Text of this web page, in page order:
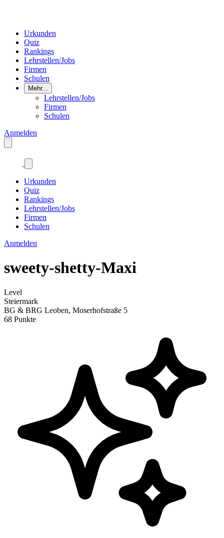
Urkunden
Quiz
Rankings
Lehrstellen/Jobs
Firmen
Schulen
Mehr...
Lehrstellen/Jobs
Firmen
Schulen
Anmelden
Urkunden
Quiz
Rankings
Lehrstellen/Jobs
Firmen
Schulen
Anmelden
sweety-shetty-Maxi
Level
Steiermark
BG & BRG Leoben, Moserhofstraße 5
68 Punkte